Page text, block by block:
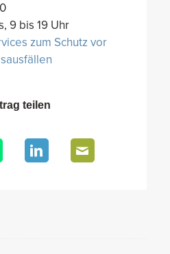
9 bis 19 Uhr
zum Schutz vor
teilen